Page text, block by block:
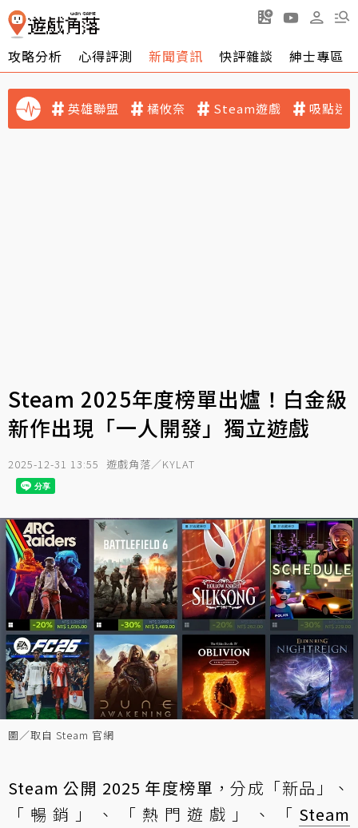
攻略分析 心得評測 新聞資訊 快評雜談 紳士專區
英雄聯盟 橘攸奈 Steam遊戲 吸點迷
Steam 2025年度榜單出爐！白金級
新作出現「一人開發」獨立遊戲
2025-12-31 13:55 遊戲角落／KYLAT
圖／取自 Steam 官網
Steam 公開 2025 年度榜單 ，分成「新品」、
「暢銷」、「熱門遊戲」、「 Steam